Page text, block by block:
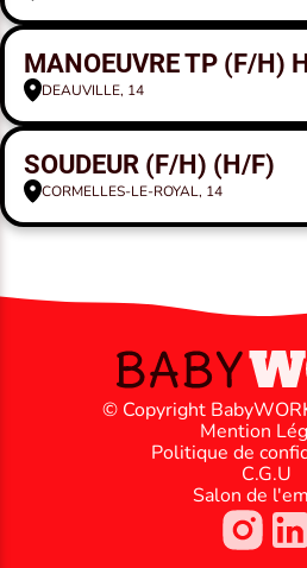
MANOEUVRE TP (F/H)
DEAUVILLE, 14
SOUDEUR (F/H) (H/F)
CORMELLES-LE-ROYAL, 14
© Copyright
Mention
Politique de
C.G.U
Salon de